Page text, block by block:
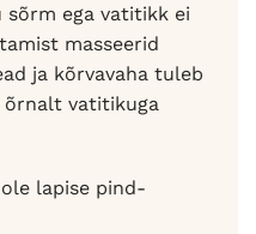
sõrm ega vatitikk ei
masseerid
ja kõrvavaha tuleb
õrnalt vatitikuga
lapise pind-